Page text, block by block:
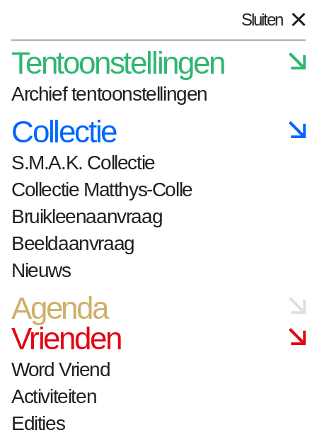
nl
Sluiten
Tentoonstellingen
Archief tentoonstellingen
Collectie
S.M.A.K. Collectie
Collectie Matthys-Colle
Bruikleenaanvraag
Beeldaanvraag
Nieuws
Agenda
Vrienden
Word Vriend
Activiteiten
Edities
Home
kunstwerken
HeadNurse 1998-1999 (Nursing care,
in Melancholy Stupor)
HeadNurse 1998-
1999 (Nursing care,
in Melancholy
Stupor)
Anne-Mie Van
Kerckhoven